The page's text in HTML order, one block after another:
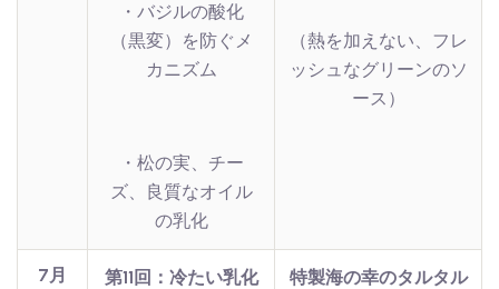
・バジルの酸化
（黒変）を防ぐメ
カニズム
・松の実、チー
ズ、良質なオイル
の乳化
（熱を加えない、フレ
ッシュなグリーンのソ
ース）
7月
第11回：冷たい乳化
特製海の幸のタルタル